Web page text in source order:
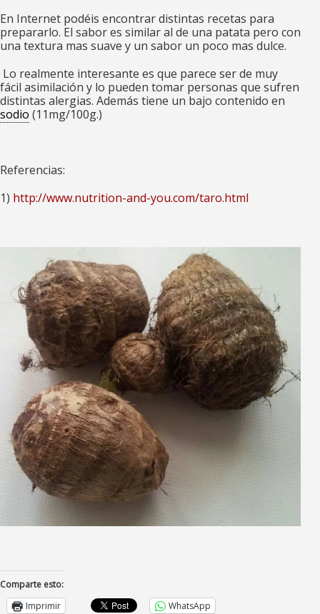
En Internet podéis encontrar distintas recetas para
prepararlo. El sabor es similar al de una patata pero con
una textura mas suave y un sabor un poco mas dulce.
Lo realmente interesante es que parece ser de muy
fácil asimilación y lo pueden tomar personas que sufren
distintas alergias. Además tiene un bajo contenido en
sodio (11mg/100g.)
Referencias:
1) http://www.nutrition-and-you.com/taro.html
Comparte esto:
Imprimir
WhatsApp